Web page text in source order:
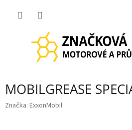
MOBILGREASE
Značka: ExxonMobil